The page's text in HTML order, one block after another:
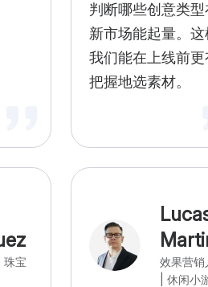
判断哪些创意类型
新市场能起量。这
我们能在上线前更
把握地选素材。
珠宝
效果营销
| 休闲小